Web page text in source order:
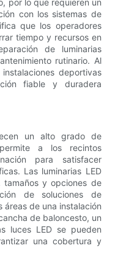
por lo que requieren un
con los sistemas de
que los operadores
tiempo y recursos en
de luminarias
rutinario. Al
deportivas
fiable y duradera
un alto grado de
a los recintos
para satisfacer
Las luminarias LED
y opciones de
de soluciones de
de una instalación
de baloncesto, un
luces LED se pueden
una cobertura y